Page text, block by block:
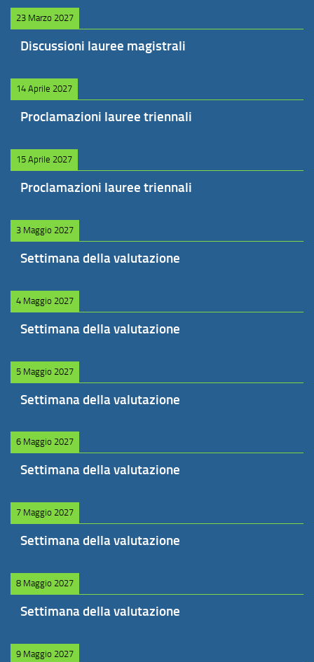
23 Marzo 2027
Discussioni lauree magistrali
14 Aprile 2027
Proclamazioni lauree triennali
15 Aprile 2027
Proclamazioni lauree triennali
3 Maggio 2027
Settimana della valutazione
4 Maggio 2027
Settimana della valutazione
5 Maggio 2027
Settimana della valutazione
6 Maggio 2027
Settimana della valutazione
7 Maggio 2027
Settimana della valutazione
8 Maggio 2027
Settimana della valutazione
9 Maggio 2027